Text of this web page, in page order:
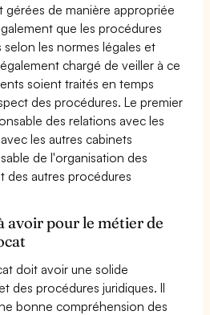
gérées de manière appropriée
que les procédures
les normes légales et
chargé de veiller à ce
soient traités en temps
des procédures. Le premier
des relations avec les
les autres cabinets
de l'organisation des
des autres procédures
avoir pour le métier de
doit avoir une solide
des procédures juridiques. Il
bonne compréhension des